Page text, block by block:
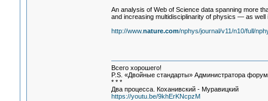
An analysis of Web of Science data spanning more
and increasing multidisciplinarity of physics — as well
http://www.nature.com/nphys/journal/v11/n10/full/
Всего хорошего!
P.S. «Двойные стандарты» Администратора
* * *
Два процесса. Коханивский - Муравицкий
https://youtu.be/9khErKNcpzM